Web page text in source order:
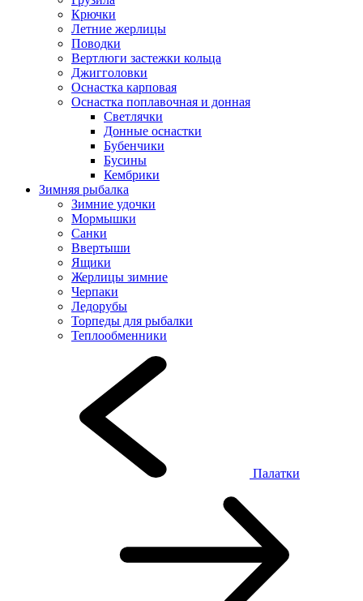
Крючки
Летние жерлицы
Поводки
Вертлюги застежки кольца
Джигголовки
Оснастка карповая
Оснастка поплавочная и донная
Светлячки
Донные оснастки
Бубенчики
Бусины
Кембрики
Зимняя рыбалка
Зимние удочки
Мормышки
Санки
Ввертыши
Ящики
Жерлицы зимние
Черпаки
Ледорубы
Торпеды для рыбалки
Теплообменники
Палатки